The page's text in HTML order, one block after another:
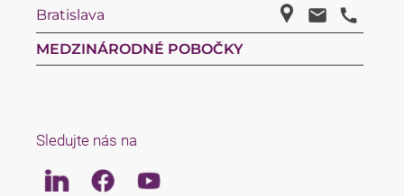
Bratislava
MEDZINÁRODNÉ POBOČKY
Sledujte nás na
LinkedinFacebookYoutube